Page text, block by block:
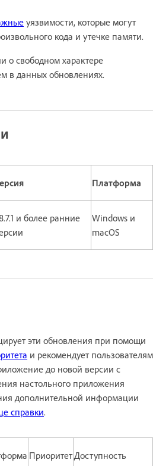
уязвимости, которые могут
кода и утечке памяти.
о свободном характере
в данных обновлениях.
Платформа
и более ранние
Windows и
macOS
эти обновления при помощи
и рекомендует пользователям
до новой версии с
настольного приложения
дополнительной информации
справки.
ПриоритетДоступность